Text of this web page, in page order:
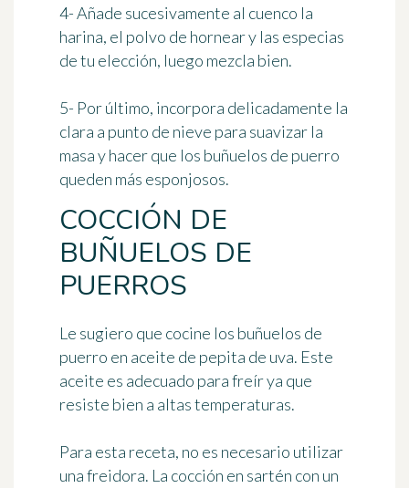
4- Añade sucesivamente al cuenco la
harina, el polvo de hornear y las especias
de tu elección, luego mezcla bien.
5- Por último, incorpora delicadamente la
clara a punto de nieve para suavizar la
masa y hacer que los buñuelos de puerro
queden más esponjosos.
COCCIÓN DE
BUÑUELOS DE
PUERROS
Le sugiero que cocine los buñuelos de
puerro en aceite de pepita de uva. Este
aceite es adecuado para freír ya que
resiste bien a altas temperaturas.
Para esta receta, no es necesario utilizar
una freidora. La cocción en sartén con un